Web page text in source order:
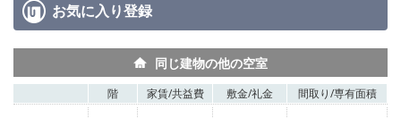
お気に入り登録
同じ建物の他の空室
階 家賃/共益費 敷金/礼金 間取り/専有面積